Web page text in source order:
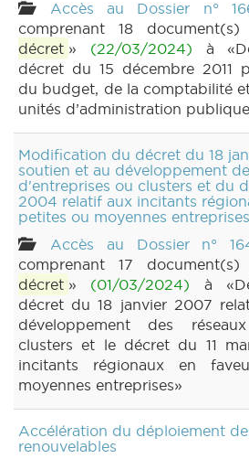
Accès au Dossier n°
comprenant 18
décret » (22/03/2024) à
décret du 15 décembre 2011
du budget, de la comptabilité
unités d’administration
Modification du décret du 18
soutien et au développement
d'entreprises ou clusters et du
2004 relatif aux incitants
petites ou moyennes entreprises
Accès au Dossier n°
comprenant 17
décret » (01/03/2024) à
décret du 18 janvier 2007
développement des
clusters et le décret du 11
incitants régionaux en
moyennes entreprises»
Accélération du déploiement
renouvelables